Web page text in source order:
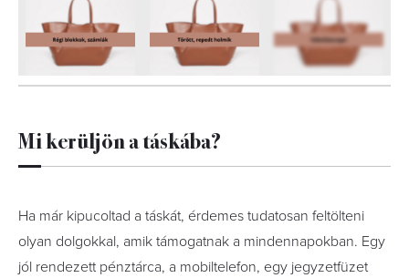
Mi kerüljön a táskába?
Ha már kipucoltad a táskát, érdemes tudatosan feltölteni
olyan dolgokkal, amik támogatnak a mindennapokban. Egy
jól rendezett pénztárca, a mobiltelefon, egy jegyzetfüzet